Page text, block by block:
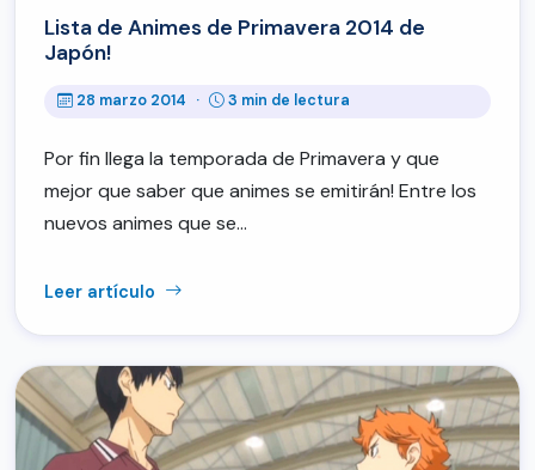
Lista de Animes de Primavera 2014 de
Japón!
28 marzo 2014 · 3 min de lectura
Por fin llega la temporada de Primavera y que
mejor que saber que animes se emitirán! Entre los
nuevos animes que se…
Leer artículo